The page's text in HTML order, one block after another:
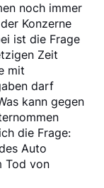
noch immer
Konzerne
ist die Frage
Zeit
mit
darf
kann gegen
die Frage:
Auto
Tod von